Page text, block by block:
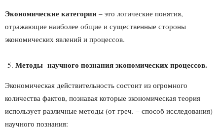
Экономические категории – это логические понятия,
отражающие наиболее общие и существенные стороны
экономических явлений и процессов.
Методы научного познания экономических процессов.
Экономическая действительность состоит из огромного
количества фактов, познавая которые экономическая теория
использует различные методы (от греч. – способ исследования)
научного познания: